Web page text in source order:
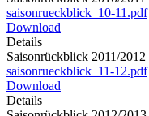
saisonrueckblick_10-11.pdf
Download
Details
Saisonrückblick 2011/2012
saisonrueckblick_11-12.pdf
Download
Details